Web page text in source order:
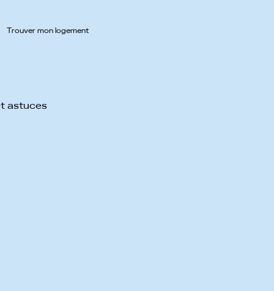
Trouver mon logement
astuces